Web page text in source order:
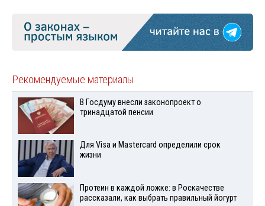
Рекомендуемые материалы
В Госдуму внесли законопроект о
тринадцатой пенсии
Для Visа и Mastercard определили срок
жизни
Протеин в каждой ложке: в Роскачестве
рассказали, как выбрать правильный йогурт